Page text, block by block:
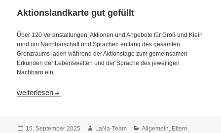
Aktionslandkarte gut gefüllt
Über 120 Veranstaltungen, Aktionen und Angebote für Groß und Klein
rund um Nachbarschaft und Sprachen entlang des gesamten
Grenzraums laden während der Aktionstage zum gemeinsamen
Erkunden der Lebenswelten und der Sprache des jeweiligen
Nachbarn ein.
Trinationale Aktionstage rund um Nachbarschaft und
weiterlesen
Veröffentlicht
15. September 2025 Autor
LaNa-Team Kategorien
Allgemein, Eltern,